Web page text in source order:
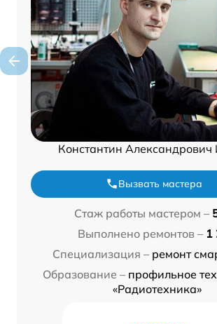
Константин Александрович
Вызвать мастера
Стаж работы мастером –
Выполнено ремонтов – 1
Специализация – ремонт
Образование – профильное
«Радиотехника»